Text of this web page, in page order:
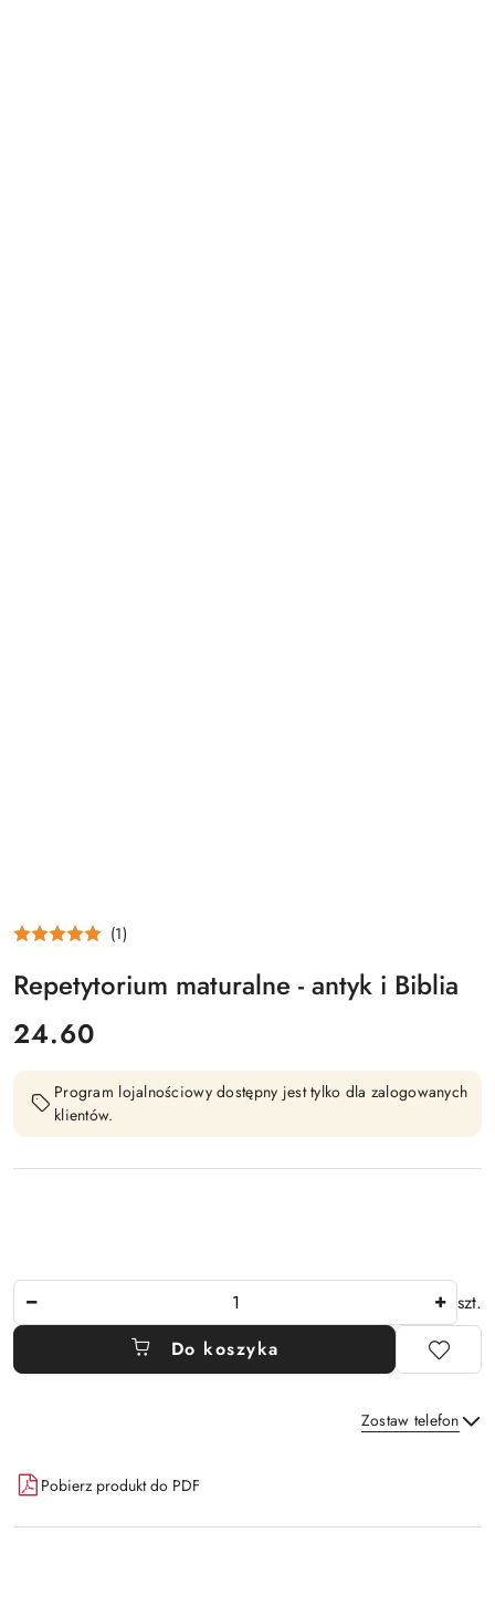
(1)
Repetytorium maturalne - antyk i Biblia
cena:
24.60
Program lojalnościowy dostępny jest tylko dla zalogowanych
klientów.
szt.
Do koszyka
Zostaw telefon
Dostępność
i
dostawa
Pobierz produkt do PDF